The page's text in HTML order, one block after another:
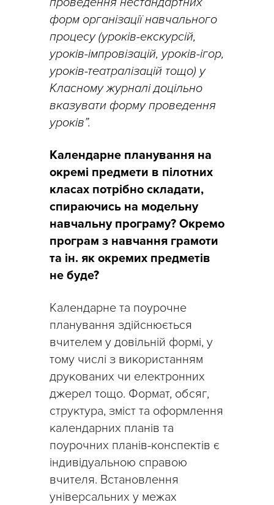
форм організації навчального
процесу (уроків-екскурсій,
уроків-імпровізацій, уроків-ігор,
уроків-театралізацій тощо) у
Класному журналі доцільно
вказувати форму проведення
уроків”.
Календарне планування на
окремі предмети в пілотних
класах потрібно складати,
спираючись на модельну
навчальну програму? Окремо
програм з навчання грамоти
та ін. як окремих предметів
не буде?
Календарне та поурочне
планування здійснюється
вчителем у довільній формі, у
тому числі з використанням
друкованих чи електронних
джерел тощо. Формат, обсяг,
структура, зміст та оформлення
календарних планів та
поурочних планів-конспектів є
індивідуальною справою
вчителя. Встановлення
універсальних у межах